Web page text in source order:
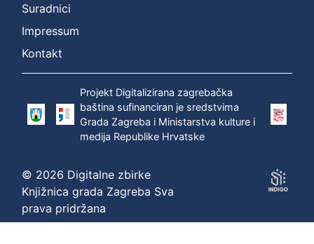
(1669 –
1742.)
P
k
a
n
o
Suradnici
Impressum
Kontakt
Projekt Digitalizirana zagrebačka
baština sufinanciran je sredstvima
Grada Zagreba i Ministarstva kulture i
medija Republike Hrvatske
© 2026 Digitalne zbirke
Knjižnica grada Zagreba Sva
prava pridržana